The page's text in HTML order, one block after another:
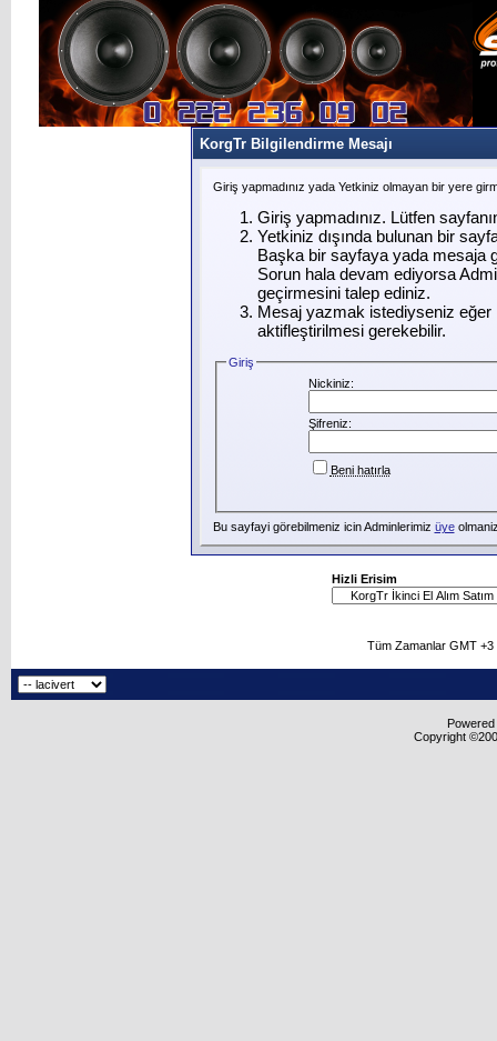
KorgTr Bilgilendirme Mesajı
Giriş yapmadınız yada Yetkiniz olmayan bir yere
Giriş yapmadınız. Lütfen
Yetkiniz dışında bulunan bir
Başka bir sayfaya yada mesaja
Sorun hala devam ediyorsa
geçirmesini talep ediniz.
Mesaj yazmak istediyseniz eğer
aktifleştirilmesi gerekebilir.
Giriş
Nickiniz:
Şifreniz:
Beni hatırla
Bu sayfayi görebilmeniz icin Adminlerimiz üye
Hizli Erisim
Tüm Zamanlar GMT
Copyright